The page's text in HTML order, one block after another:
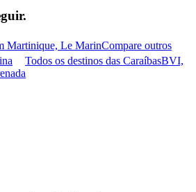
Martinique, Le MarinCompare outros
Todos os destinos das CaraíbasBVI,